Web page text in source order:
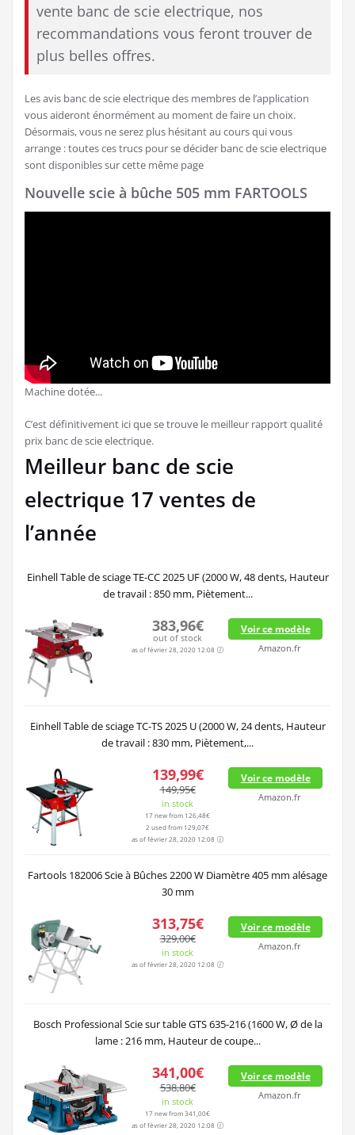
vente banc de scie electrique, nos
recommandations vous feront trouver de
plus belles offres.
Les avis banc de scie electrique des membres de l’application
vous aideront énormément au moment de faire un choix.
Désormais, vous ne serez plus hésitant au cours qui vous
arrange : toutes ces trucs pour se décider banc de scie electrique
sont disponibles sur cette même page
Nouvelle scie à bûche 505 mm FARTOOLS
Machine dotée...
C’est définitivement ici que se trouve le meilleur rapport qualité
prix banc de scie electrique.
Meilleur banc de scie
electrique 17 ventes de
l’année
Einhell Table de sciage TE-CC 2025 UF (2000 W, 48 dents, Hauteur
de travail : 850 mm, Piètement...
383,96€
out of stock
as of février 28, 2020 12:08
Voir ce modèle
Amazon.fr
Einhell Table de sciage TC-TS 2025 U (2000 W, 24 dents, Hauteur
de travail : 830 mm, Piètement,...
139,99€
149,95€
in stock
17 new from 126,48€
2 used from 129,07€
as of février 28, 2020 12:08
Voir ce modèle
Amazon.fr
Fartools 182006 Scie à Bûches 2200 W Diamètre 405 mm alésage
30 mm
313,75€
329,00€
in stock
as of février 28, 2020 12:08
Voir ce modèle
Amazon.fr
Bosch Professional Scie sur table GTS 635-216 (1600 W, Ø de la
lame : 216 mm, Hauteur de coupe...
341,00€
538,80€
in stock
17 new from 341,00€
as of février 28, 2020 12:08
Voir ce modèle
Amazon.fr